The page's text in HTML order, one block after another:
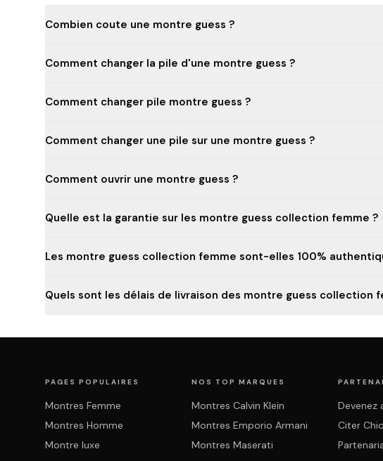
Combien coute une montre guess ?
Comment changer la pile d'une montre guess ?
Comment changer pile montre guess ?
Comment changer une pile sur une montre guess ?
Comment ouvrir une montre guess ?
Quelle est la garantie sur les montre guess collection femme ?
Les montre guess collection femme sont-elles 100%
Quels sont les délais de livraison des montre guess collection
PAGES POPULAIRES
Montres Femme
Montres Homme
Montre luxe
NOS TOP MARQUES
Montres Calvin Klein
Montres Emporio Armani
Montres Maserati
Devenez
Citer